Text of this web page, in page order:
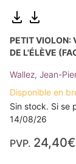
PETIT VIOLON:
DE L'ÉLÈVE
Wallez, Jean-
Disponible en
Sin stock. Si se
14/08/26
PVP. 24,40€